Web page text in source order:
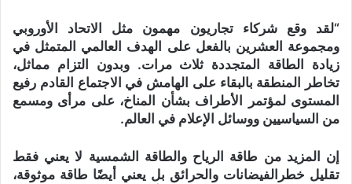
“لقد وقع شركاء تجاريون مهمون مثل الاتحاد الأوروبي
ومجموعة العشرين بالفعل على الهدف العالمي المتمثل في
زيادة الطاقة المتجددة ثلاث مرات. وبدون التزام مماثل،
تخاطر المنطقة بالبقاء على الهامش في الاجتماع القادم رفيع
المستوى لمؤتمر الأطراف بشأن المناخ، على مرأى ومسمع
من السياسيين ووسائل الإعلام في العالم.
إن المزيد من طاقة الرياح والطاقة الشمسية لا يعني فقط
تقليل خطرالفيضانات والحرائق بل يعني أيضًا طاقة موثوقة،